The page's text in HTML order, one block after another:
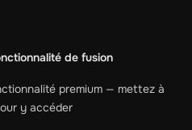
de fusion
premium — mettez à
y accéder